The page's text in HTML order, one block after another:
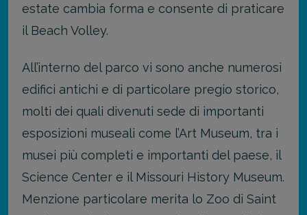
estate cambia forma e consente di praticare
il Beach Volley.
All’interno del parco vi sono anche numerosi
edifici antichi e di particolare pregio storico,
molti dei quali divenuti sede di importanti
esposizioni museali come l’Art Museum, tra i
musei più completi e importanti del paese, il
Science Center e il Missouri History Museum.
Menzione particolare merita lo Zoo di Saint